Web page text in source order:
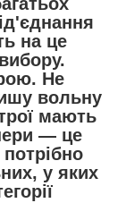
на це
Не
вольну
мають
— це
у яких